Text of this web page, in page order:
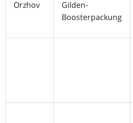
Orzhov
Gilden-
Boosterpackung